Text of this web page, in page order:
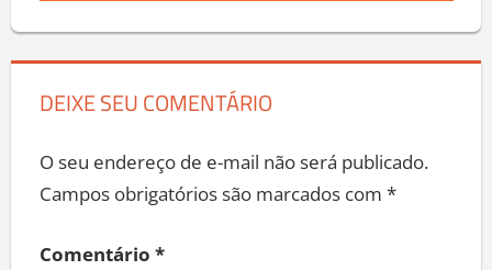
DEIXE SEU COMENTÁRIO
O seu endereço de e-mail não será publicado.
Campos obrigatórios são marcados com *
Comentário *